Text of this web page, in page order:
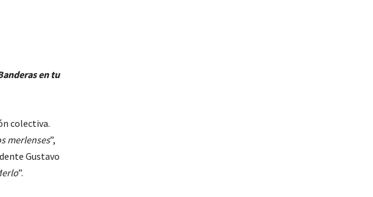
en tu
colectiva.
merlenses”,
Gustavo
”.